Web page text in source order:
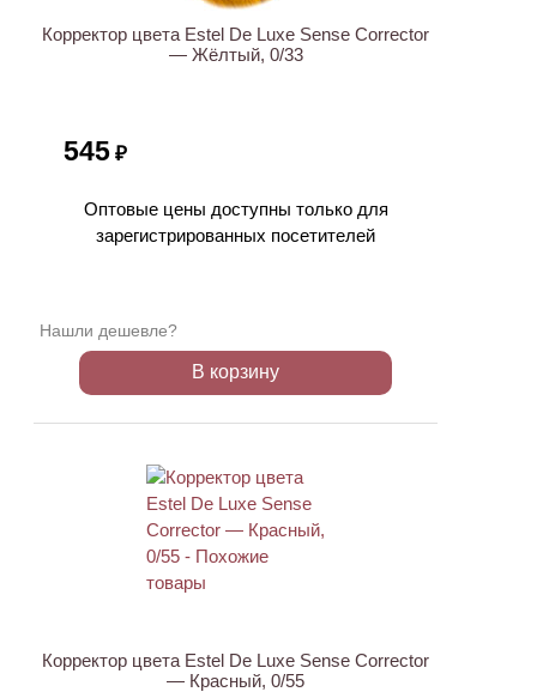
Корректор цвета Estel De Luxe Sense Corrector
— Жёлтый, 0/33
545 ₽
Оптовые цены доступны только для
зарегистрированных посетителей
Нашли дешевле?
В корзину
Корректор цвета Estel De Luxe Sense Corrector
— Красный, 0/55